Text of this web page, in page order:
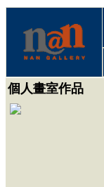
個人畫室作品